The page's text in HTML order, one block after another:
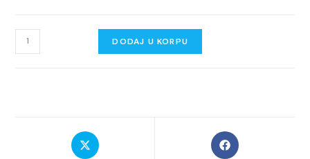
KOLPA
SAN
740790+524010
DODAJ U KORPU
Opens
in
Opens
in